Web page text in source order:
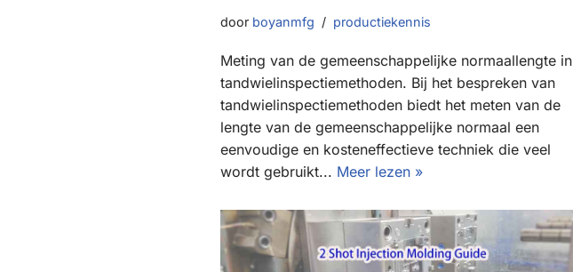
door boyanmfg productiekennis
Meting van de gemeenschappelijke normaallengte in
tandwielinspectiemethoden. Bij het bespreken van
tandwielinspectiemethoden biedt het meten van de
lengte van de gemeenschappelijke normaal een
eenvoudige en kosteneffectieve techniek die veel
wordt gebruikt... Meer lezen »